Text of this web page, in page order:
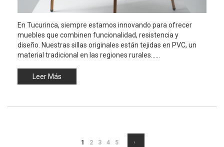
En Tucurinca, siempre estamos innovando para ofrecer
muebles que combinen funcionalidad, resistencia y
diseño. Nuestras sillas originales están tejidas en PVC, un
material tradicional en las regiones rurales......
Leer Más
Está viendo la página
1 Página
2 Página
3 Página
4 Página
5